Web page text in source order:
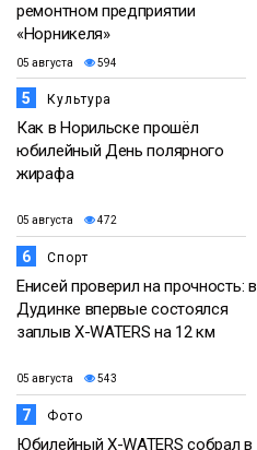
ремонтном предприятии
«Норникеля»
05 августа 594
5 Культура
Как в Норильске прошёл
юбилейный День полярного
жирафа
05 августа 472
6 Спорт
Енисей проверил на прочность: в
Дудинке впервые состоялся
заплыв X-WATERS на 12 км
05 августа 543
7 Фото
Юбилейный X-WATERS собрал в